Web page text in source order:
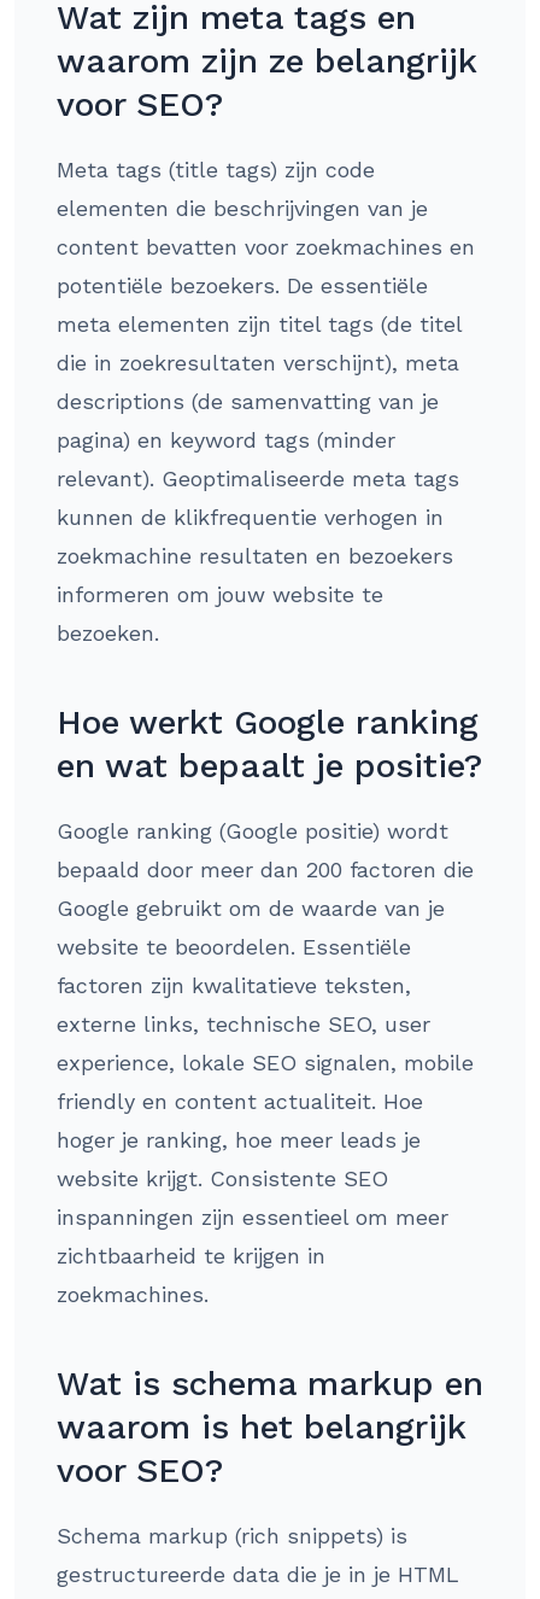
Wat zijn meta tags en
waarom zijn ze belangrijk
voor SEO?
Meta tags (title tags) zijn code
elementen die beschrijvingen van je
content bevatten voor zoekmachines en
potentiële bezoekers. De essentiële
meta elementen zijn titel tags (de titel
die in zoekresultaten verschijnt), meta
descriptions (de samenvatting van je
pagina) en keyword tags (minder
relevant). Geoptimaliseerde meta tags
kunnen de klikfrequentie verhogen in
zoekmachine resultaten en bezoekers
informeren om jouw website te
bezoeken.
Hoe werkt Google ranking
en wat bepaalt je positie?
Google ranking (Google positie) wordt
bepaald door meer dan 200 factoren die
Google gebruikt om de waarde van je
website te beoordelen. Essentiële
factoren zijn kwalitatieve teksten,
externe links, technische SEO, user
experience, lokale SEO signalen, mobile
friendly en content actualiteit. Hoe
hoger je ranking, hoe meer leads je
website krijgt. Consistente SEO
inspanningen zijn essentieel om meer
zichtbaarheid te krijgen in
zoekmachines.
Wat is schema markup en
waarom is het belangrijk
voor SEO?
Schema markup (rich snippets) is
gestructureerde data die je in je HTML